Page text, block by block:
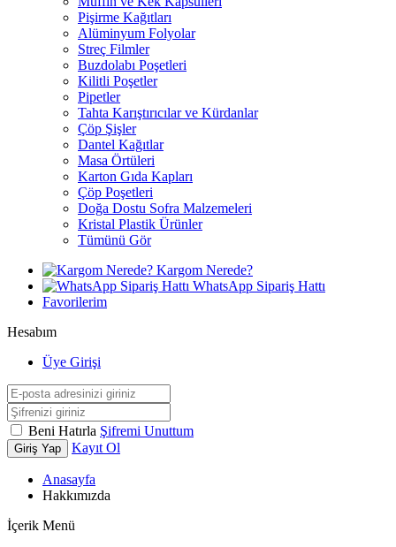
Pişirme Kağıtları
Alüminyum Folyolar
Streç Filmler
Buzdolabı Poşetleri
Kilitli Poşetler
Pipetler
Tahta Karıştırıcılar ve Kürdanlar
Çöp Şişler
Dantel Kağıtlar
Masa Örtüleri
Karton Gıda Kapları
Çöp Poşetleri
Doğa Dostu Sofra Malzemeleri
Kristal Plastik Ürünler
Tümünü Gör
Kargom Nerede?
WhatsApp Sipariş Hattı
Favorilerim
Hesabım
Üye Girişi
Beni Hatırla Şifremi Unuttum
Giriş Yap Kayıt Ol
Anasayfa
Hakkımızda
İçerik Menü